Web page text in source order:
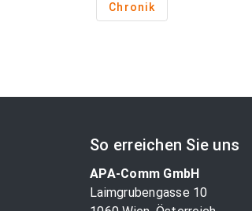
Chronik
So erreichen Sie uns
APA-Comm GmbH
Laimgrubengasse 10